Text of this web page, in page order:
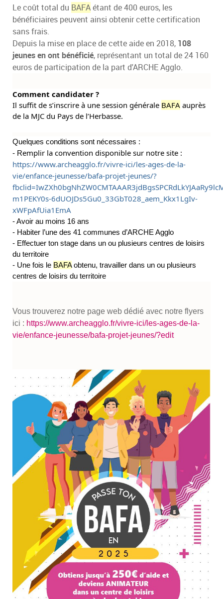
Le coût total du BAFAétant de 400 euros, les
bénéficiaires peuvent ainsi obtenir cette certification
sans frais.
Depuis la mise en place de cette aide en 2018, 108
jeunes en ont bénéficié, représentant un total de 24 160
euros de participation de la part d'ARCHE Agglo.
Comment candidater ?
Il suffit de s’inscrire à une session générale BAFA auprès
de la MJC du Pays de l’Herbasse.
Quelques conditions sont nécessaires :
- Remplir la convention disponible sur notre site :
https://www.archeagglo.fr/vivre-ici/les-ages-de-la-
vie/enfance-jeunesse/bafa-projet-jeunes/?
m1PEKY0s-6dUOJDs5Gu0_33GbT028_aem_Kkx1LgIv-
xWFpAfUia1EmA
- Avoir au moins 16 ans
- Habiter l’une des 41 communes d’ARCHE Agglo
- Effectuer ton stage dans un ou plusieurs centres de loisirs
du territoire
- Une fois le BAFAobtenu, travailler dans un ou plusieurs
centres de loisirs du territoire
Vous trouverez notre page web dédié avec notre flyers
ici : https://www.archeagglo.fr/vivre-ici/les-ages-de-la-
vie/enfance-jeunesse/bafa-projet-jeunes/?edit